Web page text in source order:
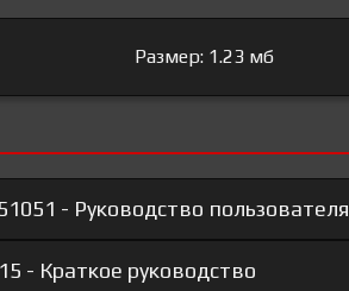
Размер: 1.23 мб
- Руководство пользователя
- Краткое руководство